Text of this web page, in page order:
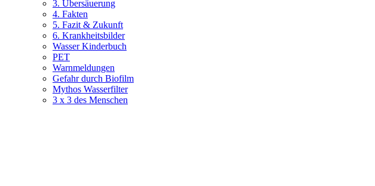
3. Übersäuerung
4. Fakten
5. Fazit & Zukunft
6. Krankheitsbilder
Wasser Kinderbuch
PET
Warnmeldungen
Gefahr durch Biofilm
Mythos Wasserfilter
3 x 3 des Menschen